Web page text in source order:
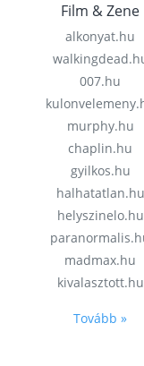
Film & Zene
alkonyat.hu
007.hu
murphy.hu
chaplin.hu
gyilkos.hu
halhatatlan.hu
helyszinelo.hu
madmax.hu
kivalasztott.hu
Tovább »